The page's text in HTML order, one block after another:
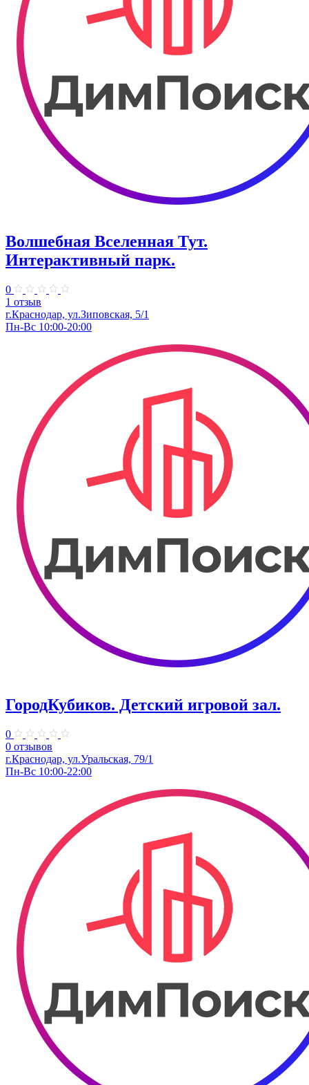
Волшебная Вселенная Тут.
Интерактивный парк.
0
1 отзыв
г.Краснодар, ул.Зиповская, 5/1
Пн-Вс 10:00-20:00
ГородКубиков. ​Детский игровой зал.
0
0 отзывов
г.Краснодар, ​ул.Уральская, 79/1
Пн-Вс 10:00-22:00